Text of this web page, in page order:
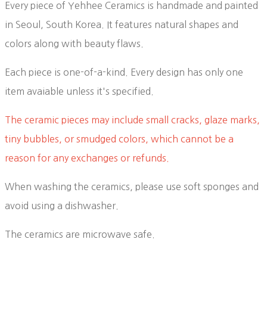
Every piece of Yehhee Ceramics is handmade and painted
in Seoul, South Korea. It features natural shapes and
colors along with beauty flaws.
Each piece is one-of-a-kind. Every design has only one
item avaiable unless it's specified.
The ceramic pieces may include small cracks, glaze marks,
tiny bubbles, or smudged colors, which cannot be a
reason for any exchanges or refunds.
When washing the ceramics, please use soft sponges and
avoid using a dishwasher.
The ceramics are microwave safe.